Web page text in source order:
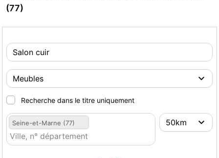
(77)
Recherche dans le titre uniquement
Seine-et-Marne (77)